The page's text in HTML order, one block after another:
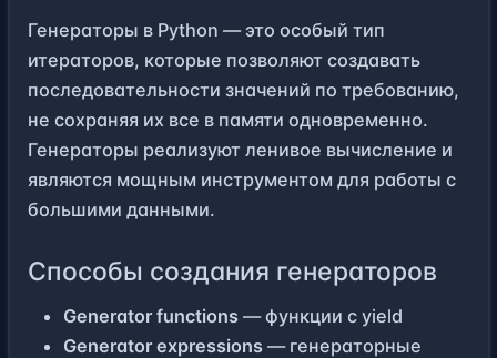
Генераторы в Python — это особый тип
итераторов, которые позволяют создавать
последовательности значений по требованию,
не сохраняя их все в памяти одновременно.
Генераторы реализуют ленивое вычисление и
являются мощным инструментом для работы с
большими данными.
Способы создания генераторов
Generator functions — функции с yield
Generator expressions — генераторные